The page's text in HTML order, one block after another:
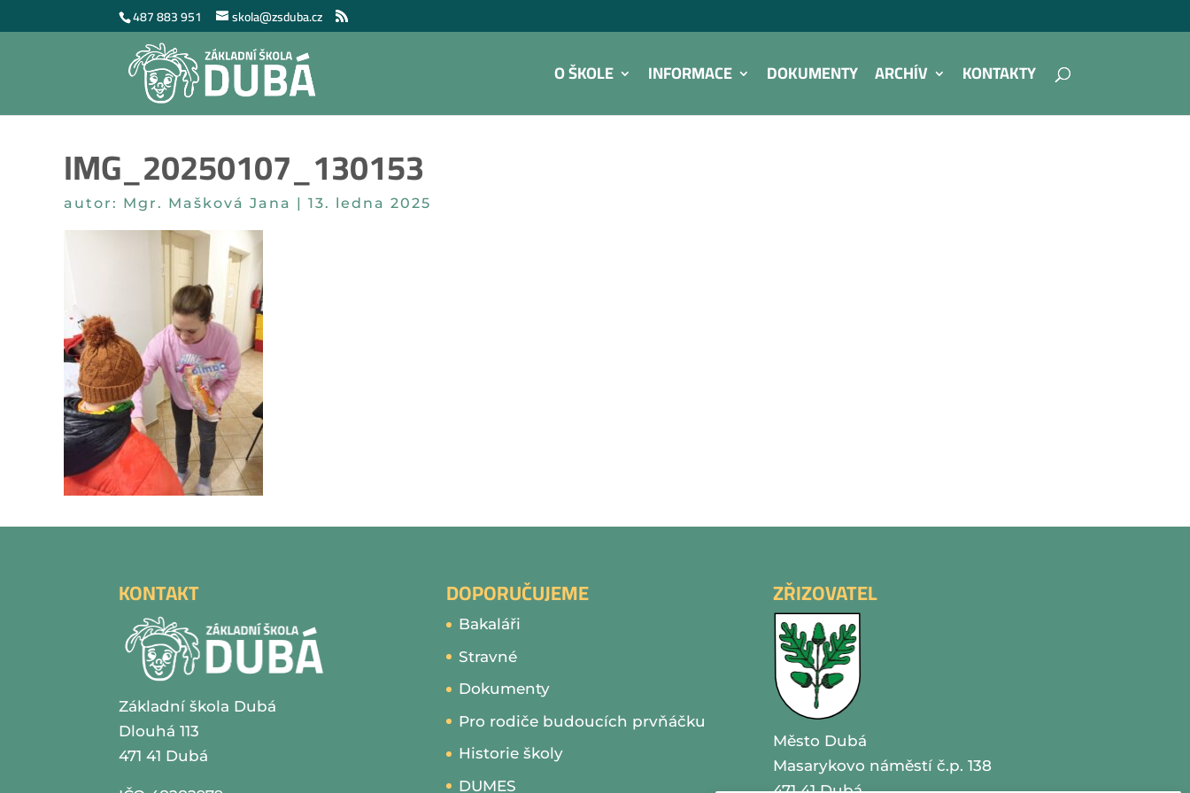
487 883 951 skola@zsduba.cz
O ŠKOLE INFORMACE DOKUMENTY ARCHÍV KONTAKTY
IMG_20250107_130153
autor: Mgr. Mašková Jana | 13. ledna 2025
KONTAKT
Základní škola Dubá
Dlouhá 113
471 41 Dubá
DOPORUČUJEME
Bakaláři
Stravné
Dokumenty
Pro rodiče budoucích prvňáčku
Historie školy
DUMES
ZŘIZOVATEL
Město Dubá
Masarykovo náměstí č.p. 138